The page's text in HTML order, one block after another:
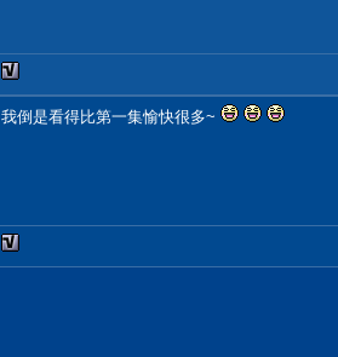
我倒是看得比第一集愉快很多~